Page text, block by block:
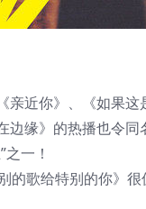
亲近你》、《如果
缘》的热播也令
一！
的歌给特别的你》